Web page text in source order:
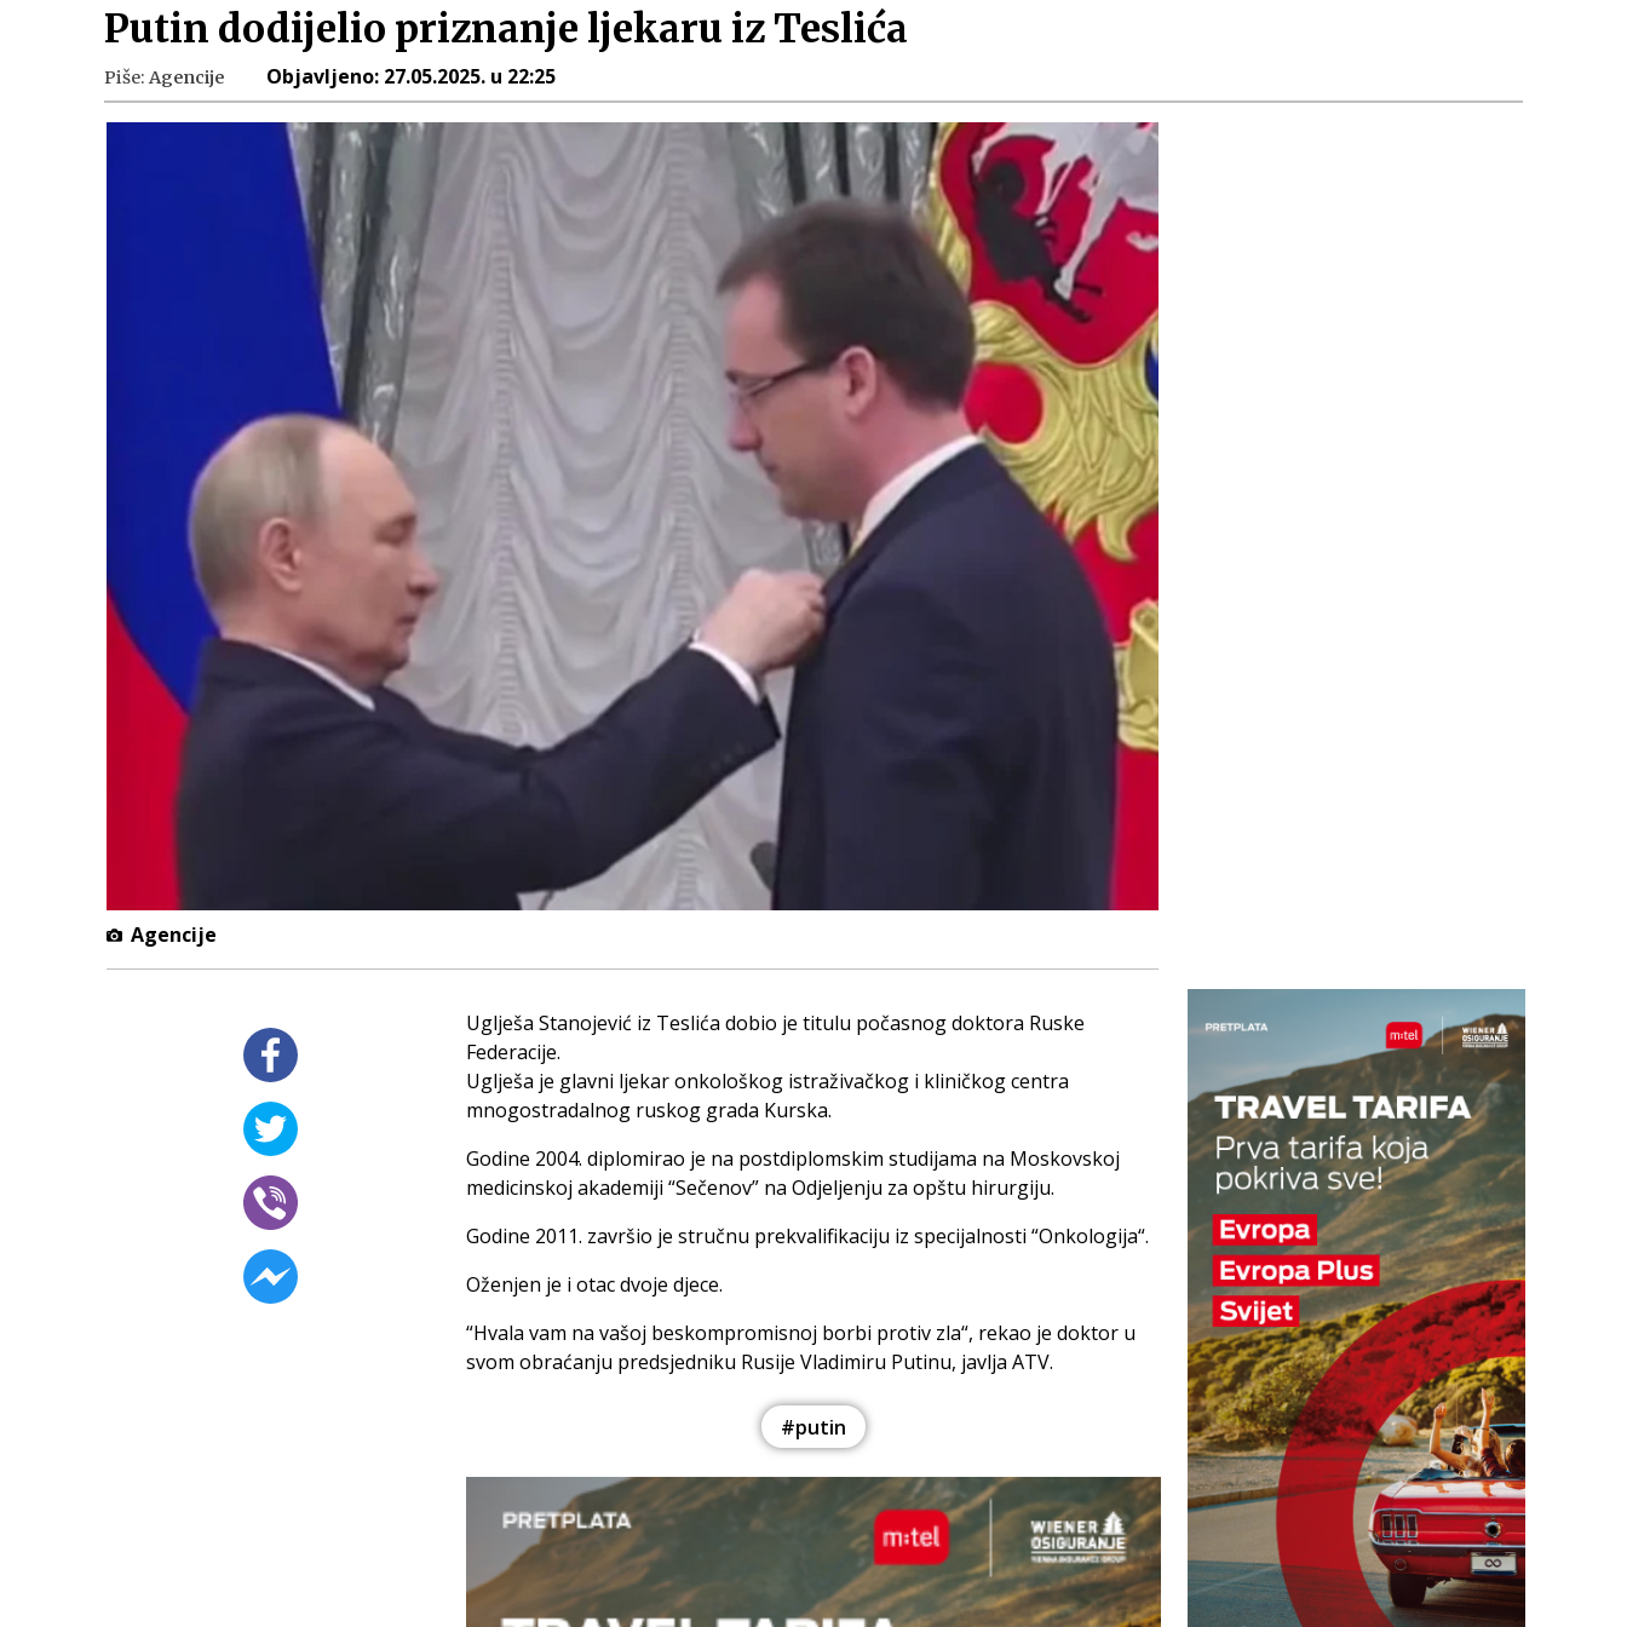
Putin dodijelio priznanje ljekaru iz Teslića
Piše: Agencije Objavljeno: 27.05.2025. u 22:25
Agencije
Uglješa Stanojević iz Teslića dobio je titulu počasnog doktora Ruske
Federacije.
Uglješa je glavni ljekar onkološkog istraživačkog i kliničkog centra
mnogostradalnog ruskog grada Kurska.
Godine 2004. diplomirao je na postdiplomskim studijama na Moskovskoj
medicinskoj akademiji “Sečenov” na Odjeljenju za opštu hirurgiju.
Godine 2011. završio je stručnu prekvalifikaciju iz specijalnosti “Onkologija“.
Oženjen je i otac dvoje djece.
“Hvala vam na vašoj beskompromisnoj borbi protiv zla“, rekao je doktor u
svom obraćanju predsjedniku Rusije Vladimiru Putinu, javlja ATV.
#putin